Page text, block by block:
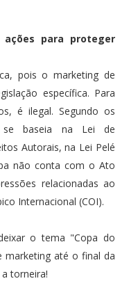
para proteger
pois o marketing de
específica. Para
é ilegal. Segundo os
se baseia na Lei de
Autorais, na Lei Pelé
não conta com o Ato
relacionadas ao
Internacional (COI).
o tema "Copa do
marketing até o final da
torneira!